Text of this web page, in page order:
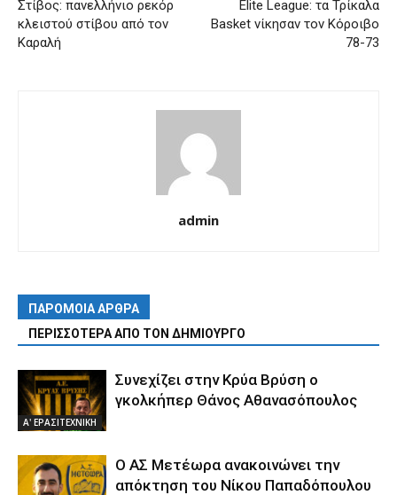
Στίβος: πανελλήνιο ρεκόρ
κλειστού στίβου από τον
Καραλή
Elite League: τα Τρίκαλα
Basket νίκησαν τον Κόροιβο
78-73
admin
ΠΑΡΟΜΟΙΑ ΑΡΘΡΑ
ΠΕΡΙΣΣΟΤΕΡΑ ΑΠΟ ΤΟΝ ΔΗΜΙΟΥΡΓΟ
Α' ΕΡΑΣΙΤΕΧΝΙΚΗ
Συνεχίζει στην Κρύα Βρύση ο
γκολκήπερ Θάνος Αθανασόπουλος
Ο ΑΣ Μετέωρα ανακοινώνει την
απόκτηση του Νίκου Παπαδόπουλου